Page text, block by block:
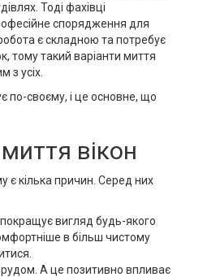
Тоді фахівці
спорядження для
є складною та потребує
тому такий варіанти миття
з усіх.
по-своєму, і це основне, що
вікон
є кілька причин. Серед них
вигляд будь-якого
в більш чистому
А це позитивно впливає